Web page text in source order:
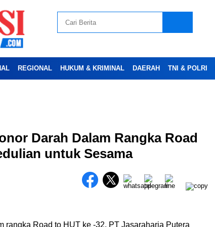
REGIONAL HUKUM & KRIMINAL DAERAH TNI & POLRI
Darah Dalam Rangka Road
untuk Sesama
rangka Road to HUT ke -32, PT Jasaraharja Putera
Gowes Jumat Bebas Kendaraan,
Gencarkan Gaya Hidup Sehat dan
Cinta Lingkungan